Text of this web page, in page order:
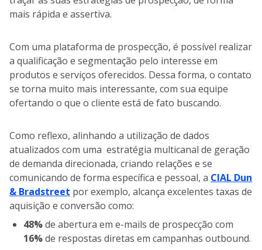
mais rápida e assertiva.
Com uma plataforma de prospecção, é possível realizar
a qualificação e segmentação pelo interesse em
produtos e serviços oferecidos. Dessa forma, o contato
se torna muito mais interessante, com sua equipe
ofertando o que o cliente está de fato buscando.
Como reflexo, alinhando a utilização de dados
atualizados com uma estratégia multicanal de geração
de demanda direcionada, criando relações e se
comunicando de forma específica e pessoal, a CIAL Dun
& Bradstreet por exemplo, alcança excelentes taxas de
aquisição e conversão como:
48%de abertura em e-mails de prospecção com
16%de respostas diretas em campanhas outbound.